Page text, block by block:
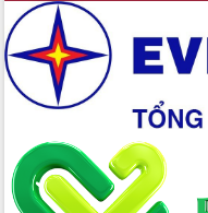
Phó Chủ tịch UBND tỉnh Đắk Lắk
Trương Công Thái kiểm tra thực
Dự án cao tốc Khánh Hòa - Buôn Ma
Thuột
Định vị cà phê Việt Nam như một
sản sống” trong dòng chảy toàn
Xây dựng nông thôn mới: Nâng cao
sống người dân từ những mô hình
thực